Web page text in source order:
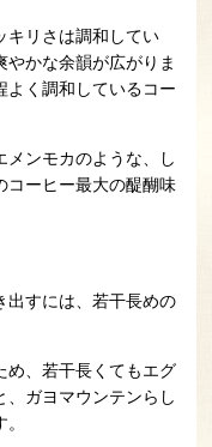
キリさは調和してい
かな余韻が広がりま
よく調和しているコー
メンモカのような、し
コーヒー最大の醍醐味
出すには、若干長めの
め、若干長くてもエグ
、ガヨマウンテンらし